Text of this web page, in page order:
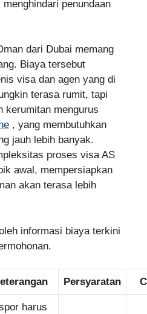
penundaan
dari Dubai memang
Biaya tersebut
visa dan agen yang di
terasa rumit, tapi
kerumitan mengurus
, yang membutuhkan
jauh lebih banyak.
proses visa AS
awal, mempersiapkan
akan terasa lebih
informasi biaya terkini
Persyaratan
harus